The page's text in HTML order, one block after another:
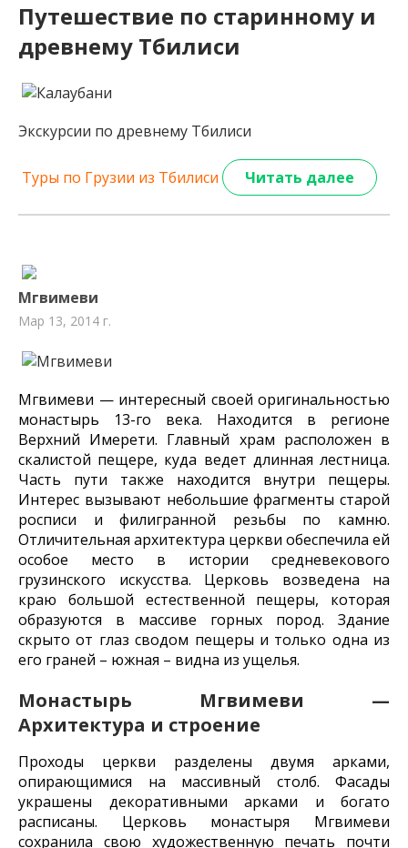
Путешествие по старинному и
древнему Тбилиси
Экскурсии по древнему Тбилиси
Туры по Грузии из Тбилиси Читать далее
Мгвимеви
Мар 13, 2014 г.
Мгвимеви — интересный своей оригинальностью
монастырь 13-го века. Находится в регионе
Верхний Имерети. Главный храм расположен в
скалистой пещере, куда ведет длинная лестница.
Часть пути также находится внутри пещеры.
Интерес вызывают небольшие фрагменты старой
росписи и филигранной резьбы по камню.
Отличительная архитектура церкви обеспечила ей
особое место в истории средневекового
грузинского искусства. Церковь возведена на
краю большой естественной пещеры, которая
образуются в массиве горных пород. Здание
скрыто от глаз сводом пещеры и только одна из
его граней – южная – видна из ущелья.
Монастырь Мгвимеви —
Архитектура и строение
Проходы церкви разделены двумя арками,
опирающимися на массивный столб. Фасады
украшены декоративными арками и богато
расписаны. Церковь монастыря Мгвимеви
сохранила свою художественную печать почти